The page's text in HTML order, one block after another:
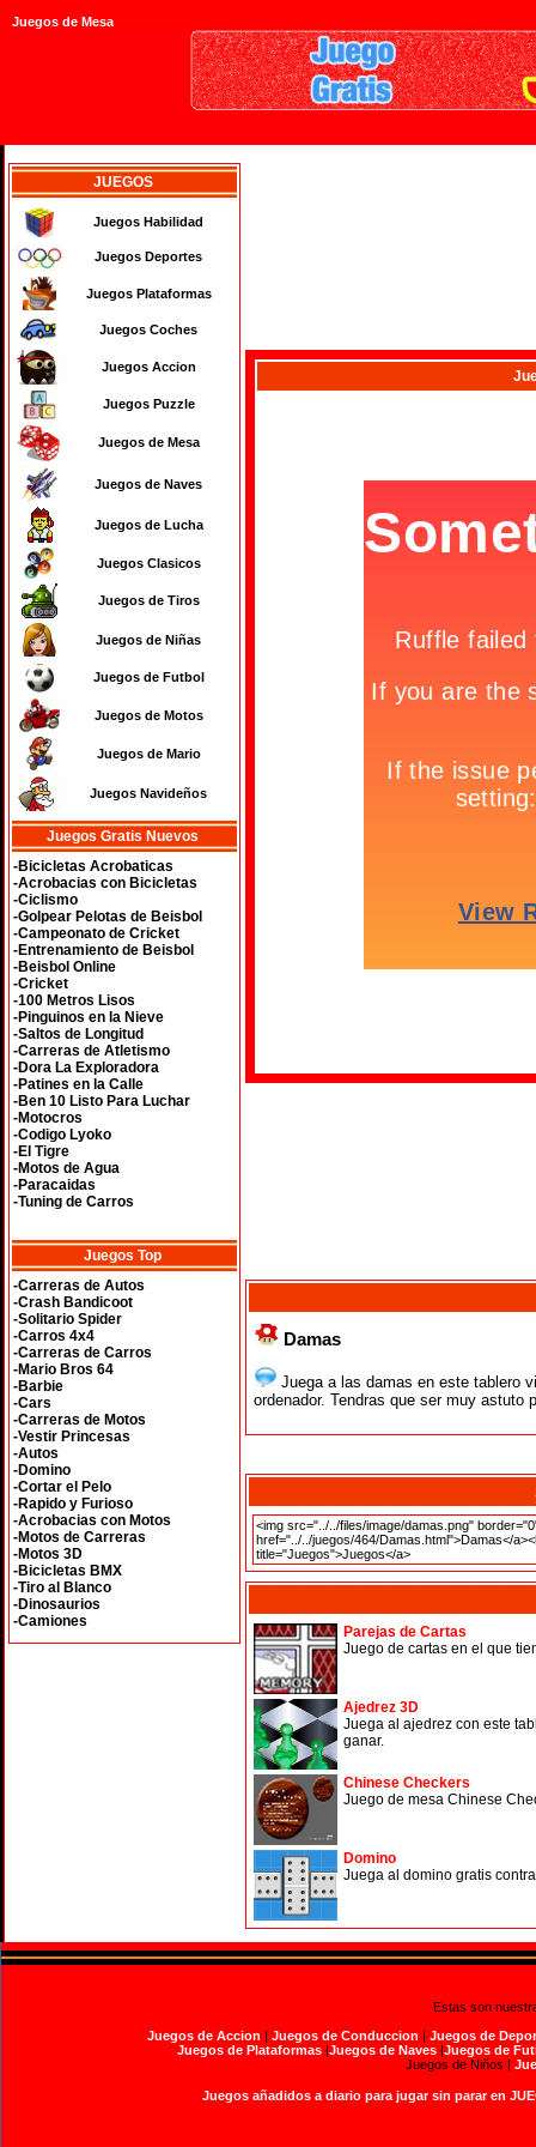
Juegos de Mesa
JUEGOS
Juegos Habilidad
Juegos Deportes
Juegos Plataformas
Juegos Coches
Juegos Accion
Juegos Puzzle
Juegos de Mesa
Juegos de Naves
Juegos de Lucha
Juegos Clasicos
Juegos de Tiros
Juegos de Niñas
Juegos de Futbol
Juegos de Motos
Juegos de Mario
Juegos Navideños
Juegos Gratis Nuevos
-Bicicletas Acrobaticas
-Acrobacias con Bicicletas
-Ciclismo
-Golpear Pelotas de Beisbol
-Campeonato de Cricket
-Entrenamiento de Beisbol
-Beisbol Online
-Cricket
-100 Metros Lisos
-Pinguinos en la Nieve
-Saltos de Longitud
-Carreras de Atletismo
-Dora La Exploradora
-Patines en la Calle
-Ben 10 Listo Para Luchar
-Motocros
-Codigo Lyoko
-El Tigre
-Motos de Agua
-Paracaidas
-Tuning de Carros
Juegos Top
-Carreras de Autos
-Crash Bandicoot
-Solitario Spider
-Carros 4x4
-Carreras de Carros
-Mario Bros 64
-Barbie
-Cars
-Carreras de Motos
-Vestir Princesas
-Autos
-Domino
-Cortar el Pelo
-Rapido y Furioso
-Acrobacias con Motos
-Motos de Carreras
-Motos 3D
-Bicicletas BMX
-Tiro al Blanco
-Dinosaurios
-Camiones
Damas
Juega a las damas en este tablero
ordenador. Tendras que ser muy astuto
Parejas de Cartas
Juego de cartas en el que
Ajedrez 3D
Juega al ajedrez con este
ganar.
Chinese Checkers
Juego de mesa Chinese
Domino
Juega al domino gratis
Estas son
Juegos de Accion | Juegos de Conduccion | Juegos de
Juegos de Plataformas|Juegos de Naves|Juegos de
Juegos de Niños |
Juegos añadidos a diario para jugar sin parar en